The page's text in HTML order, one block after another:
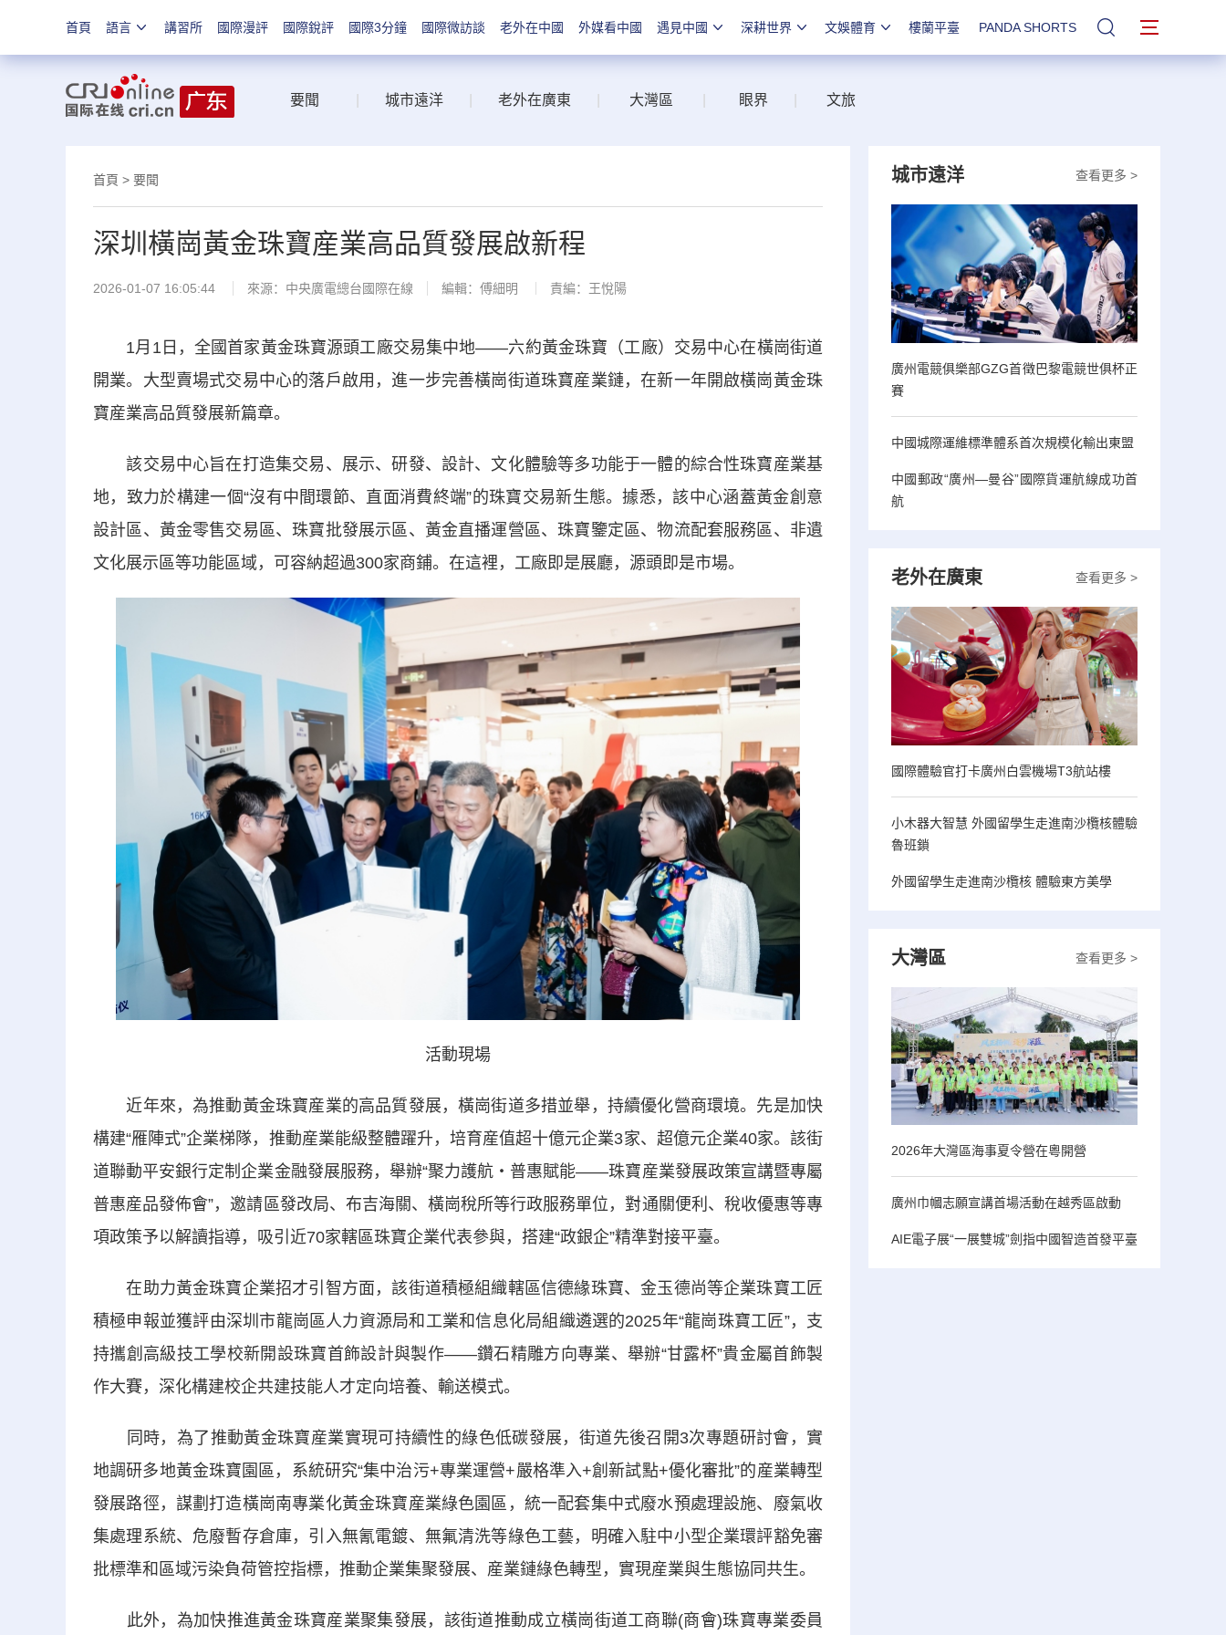
首頁 語言 講習所 國際漫評 國際銳評 國際3分鐘 國際微訪談 老外在中國 外媒看中國 遇見中國 深耕世界 文娛體育 樓蘭平臺 PANDA SHORTS 站內搜索
要聞 城市遠洋 老外在廣東 大灣區 眼界 文旅
首頁 > 要聞
深圳橫崗黃金珠寶産業高品質發展啟新程
2026-01-07 16:05:44 來源：中央廣電總台國際在線 編輯：傅細明 責編：王悅陽
1月1日，全國首家黃金珠寶源頭工廠交易集中地——六約黃金珠寶（工廠）交易中心在橫崗街道
開業。大型賣場式交易中心的落戶啟用，進一步完善橫崗街道珠寶産業鏈，在新一年開啟橫崗黃金珠
寶産業高品質發展新篇章。
該交易中心旨在打造集交易、展示、研發、設計、文化體驗等多功能于一體的綜合性珠寶産業基
地，致力於構建一個“沒有中間環節、直面消費終端”的珠寶交易新生態。據悉，該中心涵蓋黃金創意
設計區、黃金零售交易區、珠寶批發展示區、黃金直播運營區、珠寶鑒定區、物流配套服務區、非遺
文化展示區等功能區域，可容納超過300家商鋪。在這裡，工廠即是展廳，源頭即是市場。
活動現場
近年來，為推動黃金珠寶産業的高品質發展，橫崗街道多措並舉，持續優化營商環境。先是加快
構建“雁陣式”企業梯隊，推動産業能級整體躍升，培育産值超十億元企業3家、超億元企業40家。該街
道聯動平安銀行定制企業金融發展服務，舉辦“聚力護航・普惠賦能——珠寶産業發展政策宣講暨專屬
普惠産品發佈會”，邀請區發改局、布吉海關、橫崗稅所等行政服務單位，對通關便利、稅收優惠等專
項政策予以解讀指導，吸引近70家轄區珠寶企業代表參與，搭建“政銀企”精準對接平臺。
在助力黃金珠寶企業招才引智方面，該街道積極組織轄區信德緣珠寶、金玉德尚等企業珠寶工匠
積極申報並獲評由深圳市龍崗區人力資源局和工業和信息化局組織遴選的2025年“龍崗珠寶工匠”，支
持攜創高級技工學校新開設珠寶首飾設計與製作——鑽石精雕方向專業、舉辦“甘露杯”貴金屬首飾製
作大賽，深化構建校企共建技能人才定向培養、輸送模式。
同時，為了推動黃金珠寶産業實現可持續性的綠色低碳發展，街道先後召開3次專題研討會，實
地調研多地黃金珠寶園區，系統研究“集中治污+專業運營+嚴格準入+創新試點+優化審批”的産業轉型
發展路徑，謀劃打造橫崗南專業化黃金珠寶産業綠色園區，統一配套集中式廢水預處理設施、廢氣收
集處理系統、危廢暫存倉庫，引入無氰電鍍、無氟清洗等綠色工藝，明確入駐中小型企業環評豁免審
批標準和區域污染負荷管控指標，推動企業集聚發展、産業鏈綠色轉型，實現産業與生態協同共生。
此外，為加快推進黃金珠寶産業聚集發展，該街道推動成立橫崗街道工商聯(商會)珠寶專業委員
查看更多 >
城市遠洋
廣州電競俱樂部GZG首徵巴黎電競世俱杯正
賽
中國城際運維標準體系首次規模化輸出東盟
中國郵政“廣州—曼谷”國際貨運航線成功首
航
查看更多 >
老外在廣東
國際體驗官打卡廣州白雲機場T3航站樓
小木器大智慧 外國留學生走進南沙欖核體驗
魯班鎖
外國留學生走進南沙欖核 體驗東方美學
查看更多 >
大灣區
2026年大灣區海事夏令營在粵開營
廣州巾幗志願宣講首場活動在越秀區啟動
AIE電子展“一展雙城”劍指中國智造首發平臺